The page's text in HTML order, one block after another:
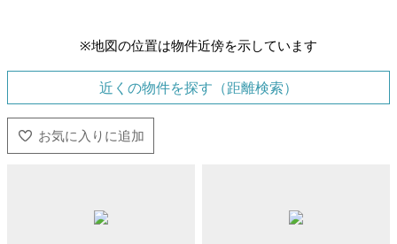
※地図の位置は物件近傍を示しています
近くの物件を探す（距離検索）